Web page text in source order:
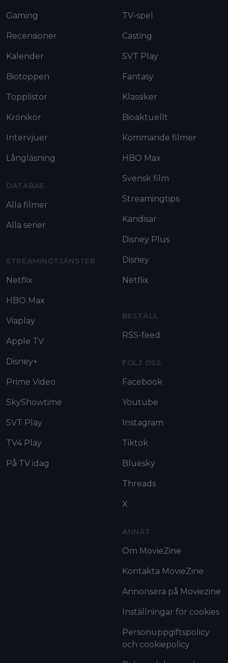
Gaming
Recensioner
Kalender
Biotoppen
Topplistor
Krönikor
Intervjuer
Långläsning
DATABAS
Alla filmer
Alla serier
STREAMINGTJÄNSTER
Netflix
HBO Max
Viaplay
Apple TV
Disney+
Prime Video
SkyShowtime
SVT Play
TV4 Play
På TV idag
TV-spel
Casting
SVT Play
Fantasy
Klassiker
Bioaktuellt
Kommande filmer
HBO Max
Svensk film
Streamingtips
Kändisar
Disney Plus
Disney
Netflix
BESTÄLL
RSS-feed
FÖLJ OSS
Facebook
Youtube
Instagram
Tiktok
Bluesky
Threads
X
ANNAT
Om MovieZine
Kontakta MovieZine
Annonsera på Moviezine
Inställningar för cookies
Personuppgiftspolicy
och cookiepolicy